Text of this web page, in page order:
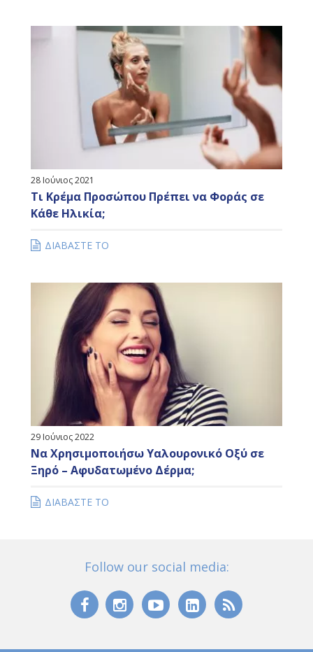
28 Ιούνιος 2021
Τι Κρέμα Προσώπου Πρέπει να Φοράς σε
Κάθε Ηλικία;
ΔΙΑΒΑΣΤΕ ΤΟ
29 Ιούνιος 2022
Να Χρησιμοποιήσω Υαλουρονικό Οξύ σε
Ξηρό – Αφυδατωμένο Δέρμα;
ΔΙΑΒΑΣΤΕ ΤΟ
Follow our social media: